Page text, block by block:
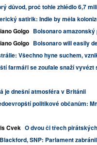
důvod, proč tohle zhlédlo 6,7
satirik: Indie by měla
Golgo Bolsonaro
Golgo Bolsonaro will easily
Všechno hyne suchem,
farmáři se zoufale snaží vyvézt
je dnešní atmosféra v Británii
politikové občanům:
Cvek O dvou či třech
SNP: Parlament